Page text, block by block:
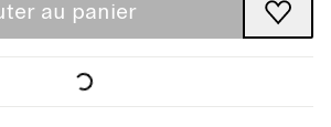
au panier